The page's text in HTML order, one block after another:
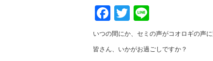
Facebook
Twitter
いつの間にか、セミの声がコオロギの声
皆さん、いかがお過ごしですか？